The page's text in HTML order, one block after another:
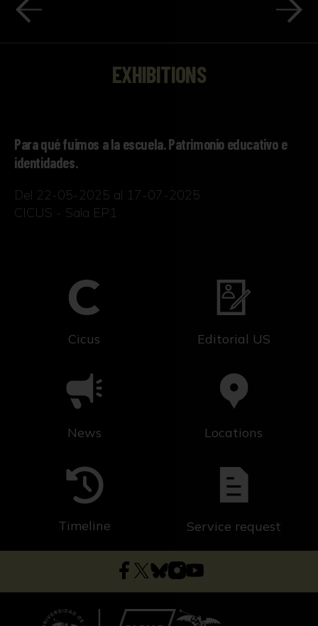
EXHIBITIONS
Para qué fuimos a la escuela. Patrimonio educativo e
identidades.
Del 22-05-2025 al 17-07-2025
CICUS - Sala EP1
Cicus Editorial US
News Locations
Timeline Service request